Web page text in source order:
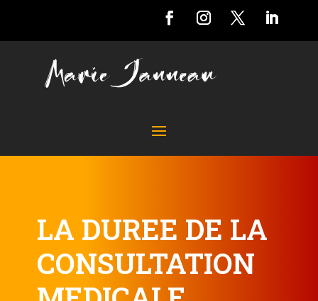
LA DUREE DE LA
CONSULTATION